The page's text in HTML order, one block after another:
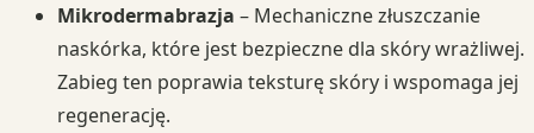
Mikrodermabrazja – Mechaniczne złuszczanie
naskórka, które jest bezpieczne dla skóry wrażliwej.
Zabieg ten poprawia teksturę skóry i wspomaga jej
regenerację.